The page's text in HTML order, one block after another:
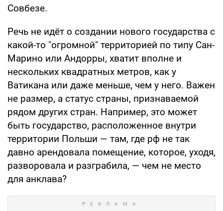
Совбезе.
Речь не идёт о создании нового государства с
какой-то "огромной" территорией по типу Сан-
Марино или Андорры, хватит вполне и
нескольких квадратных метров, как у
Ватикана или даже меньше, чем у него. Важен
не размер, а статус страны, признаваемой
рядом других стран. Например, это может
быть государство, расположенное внутри
территории Польши — там, где рф не так
давно арендовала помещение, которое, уходя,
разворовала и разграбила, — чем не место
для анклава?